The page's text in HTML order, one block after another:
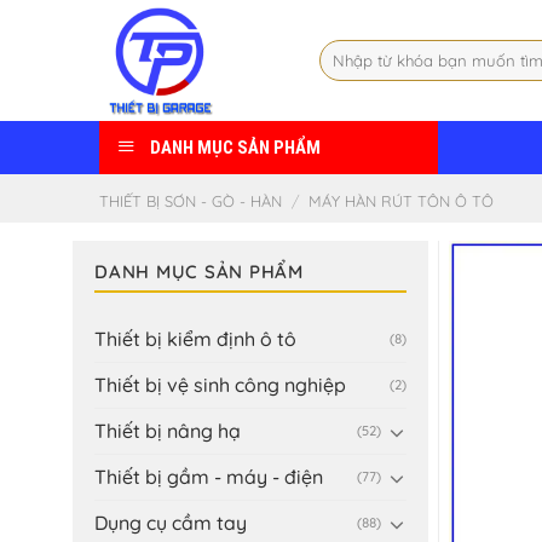
Tìm
kiếm:
DANH MỤC SẢN PHẨM
THIẾT BỊ SƠN - GÒ - HÀN / MÁY HÀN RÚT TÔN Ô TÔ
DANH MỤC SẢN PHẨM
Thiết bị kiểm định ô tô (8)
Thiết bị vệ sinh công nghiệp (2)
Thiết bị nâng hạ (52)
Thiết bị gầm - máy - điện (77)
Dụng cụ cầm tay (88)